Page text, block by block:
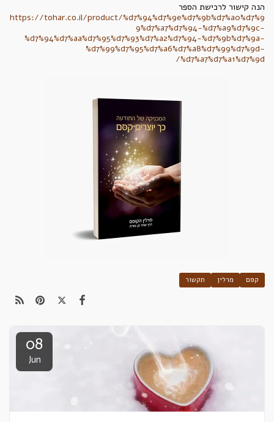
הנה קישור לרכישת הספר
https://tohar.co.il/product/%d7%94%d7%9e%d7%9b%d7%a0%d7%9
9%d7%a7%d7%94-%d7%a9%d7%9c-
%d7%94%d7%aa%d7%95%d7%93%d7%a2%d7%94-%d7%9b%d7%9a-
%d7%99%d7%95%d7%a6%d7%a8%d7%99%d7%9d-
%d7%a7%d7%a1%d7%9d/
קסם מרלין תקשור
08
Jun